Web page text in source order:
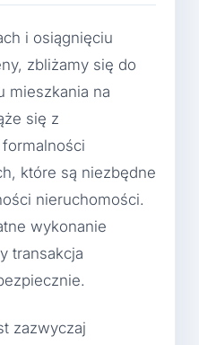
i osiągnięciu
zbliżamy się do
mieszkania na
się z
które są niezbędne
nieruchomości.
wykonanie
transakcja
zazwyczaj